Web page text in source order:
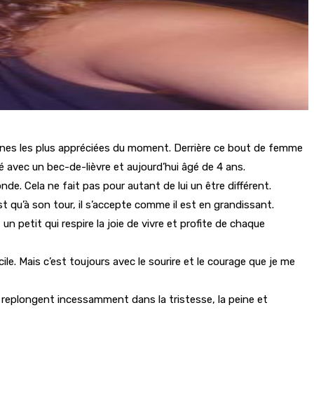
les plus appréciées du moment. Derrière ce bout de femme
un bec-de-lièvre et aujourd’hui âgé de 4 ans.
Cela ne fait pas pour autant de lui un être différent.
qu’à son tour, il s’accepte comme il est en grandissant.
petit qui respire la joie de vivre et profite de chaque
Mais c’est toujours avec le sourire et le courage que je me
incessamment dans la tristesse, la peine et